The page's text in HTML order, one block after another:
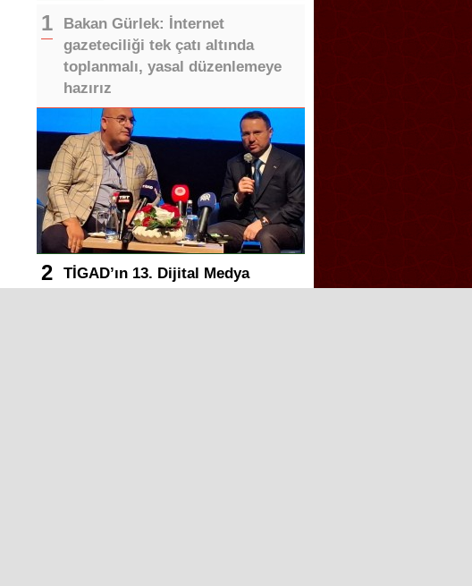
Bakan Gürlek: İnternet
gazeteciliği tek çatı altında
toplanmalı, yasal düzenlemeye
hazırız
TİGAD’ın 13. Dijital Medya